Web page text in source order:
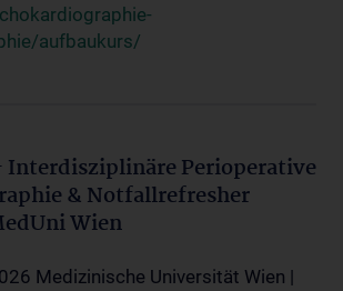
aufbaukurs/
Interdisziplinäre Perioperative
& Notfallrefresher
Wien
Medizinische Universität Wien |